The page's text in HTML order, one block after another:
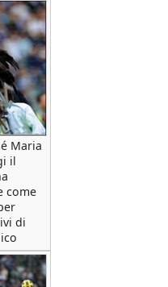
Maria
il
come
di